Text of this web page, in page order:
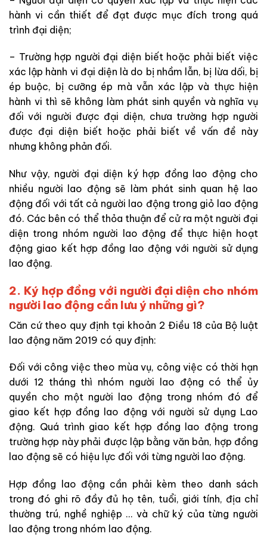
hành vi cần thiết để đạt được mục đích trong quá
trình đại diện;
– Trường hợp người đại diện biết hoặc phải biết việc
xác lập hành vi đại diện là do bị nhầm lẫn, bị lừa dối, bị
ép buộc, bị cưỡng ép mà vẫn xác lập và thực hiện
hành vi thì sẽ không làm phát sinh quyền và nghĩa vụ
đối với người được đại diện, chưa trường hợp người
được đại diện biết hoặc phải biết về vấn đề này
nhưng không phản đối.
Như vậy, người đại diện ký hợp đồng lao động cho
nhiều người lao động sẽ làm phát sinh quan hệ lao
động đối với tất cả người lao động trong giỏ lao động
đó. Các bên có thể thỏa thuận để cử ra một người đại
diện trong nhóm người lao động để thực hiện hoạt
động giao kết hợp đồng lao động với người sử dụng
lao động.
2. Ký hợp đồng với người đại diện cho nhóm
người lao động cần lưu ý những gì?
Căn cứ theo quy định tại khoản 2 Điều 18 của Bộ luật
lao động năm 2019 có quy định:
Đối với công việc theo mùa vụ, công việc có thời hạn
dưới 12 tháng thì nhóm người lao động có thể ủy
quyền cho một người lao động trong nhóm đó để
giao kết hợp đồng lao động với người sử dụng Lao
động. Quá trình giao kết hợp đồng lao động trong
trường hợp này phải được lập bằng văn bản, hợp đồng
lao động sẽ có hiệu lực đối với từng người lao động.
Hợp đồng lao động cần phải kèm theo danh sách
trong đó ghi rõ đầy đủ họ tên, tuổi, giới tính, địa chỉ
thường trú, nghề nghiệp … và chữ ký của từng người
lao động trong nhóm lao động.